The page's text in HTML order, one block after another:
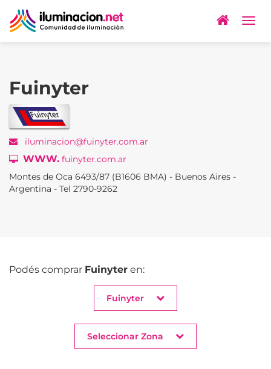
Fuinyter
iluminacion@fuinyter.com.ar
WWW. fuinyter.com.ar
Montes de Oca 6493/87 (B1606 BMA) - Buenos Aires -
Argentina - Tel 2790-9262
Podés comprar Fuinyter en:
Fuinyter
Seleccionar Zona